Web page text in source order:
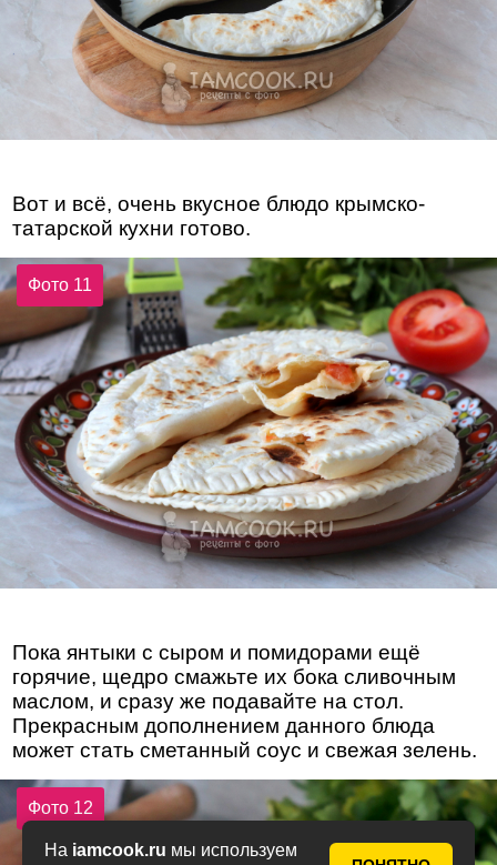
На iamcook.ru мы используем
Вот и всё, очень вкусное блюдо крымско-
татарской кухни готово.
Фото 11
Пока янтыки с сыром и помидорами ещё
горячие, щедро смажьте их бока сливочным
маслом, и сразу же подавайте на стол.
Прекрасным дополнением данного блюда
может стать сметанный соус и свежая зелень.
Фото 12